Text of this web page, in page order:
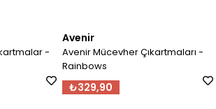
-
Avenir
Avenir Mücevher Çıkartmaları -
Rainbows
₺329,90